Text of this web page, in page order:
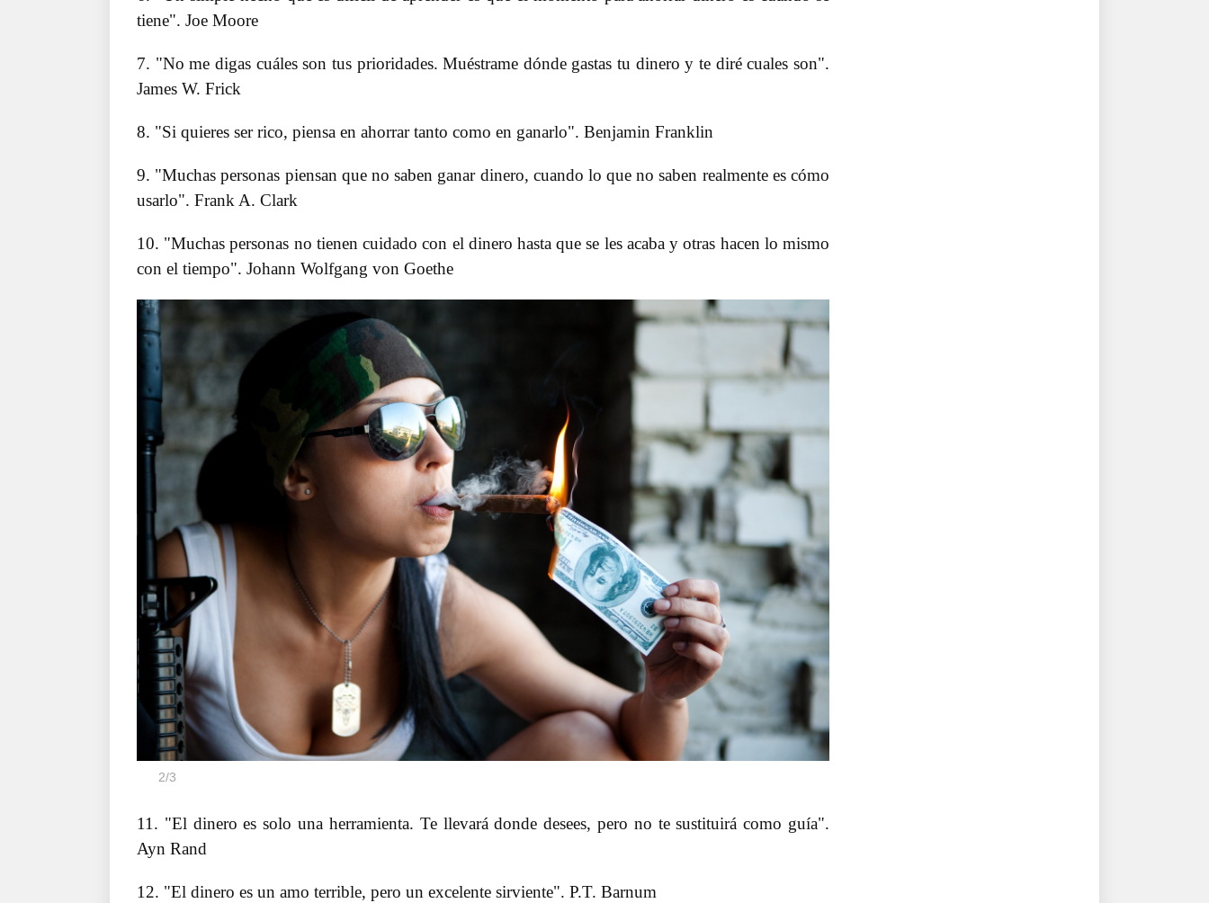
tiene". Joe Moore
7. "No me digas cuáles son tus prioridades. Muéstrame dónde gastas tu dinero y te diré cuales son".
James W. Frick
8. "Si quieres ser rico, piensa en ahorrar tanto como en ganarlo". Benjamin Franklin
9. "Muchas personas piensan que no saben ganar dinero, cuando lo que no saben realmente es cómo
usarlo". Frank A. Clark
10. "Muchas personas no tienen cuidado con el dinero hasta que se les acaba y otras hacen lo mismo
con el tiempo". Johann Wolfgang von Goethe
2/3
11. "El dinero es solo una herramienta. Te llevará donde desees, pero no te sustituirá como guía".
Ayn Rand
12. "El dinero es un amo terrible, pero un excelente sirviente". P.T. Barnum